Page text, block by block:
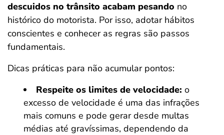
descuidos no trânsito acabam pesando no
histórico do motorista. Por isso, adotar hábitos
conscientes e conhecer as regras são passos
fundamentais.
Dicas práticas para não acumular pontos:
Respeite os limites de velocidade: o
excesso de velocidade é uma das infrações
mais comuns e pode gerar desde multas
médias até gravíssimas, dependendo da